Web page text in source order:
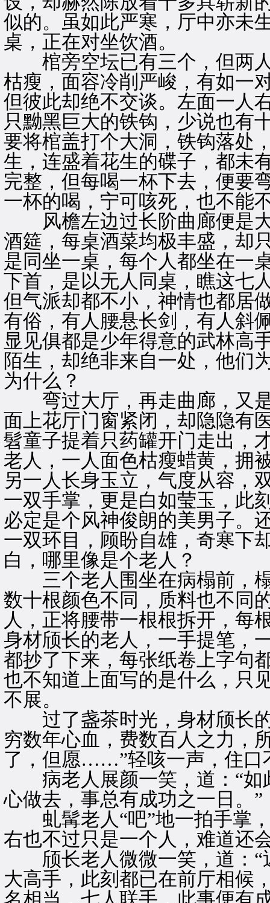
似的。虽如此严寒，厅中亦未
桌，正在对坐饮酒。
棺旁空坛已有三个，但两人
枯瘦，面容冷削严峻，有如一
但彼此却绝不交谈。左面一人
只黝黑巨大的铁钩，少说也有
要将棺盖打个大洞，铁钩落处
生，连盛着花生的碟子，都未
完整，但每喝一杯下去，便要
一杯的喝，宁可咳死，也不能
风檐左边过长阶曲廊便是大
酒筵，每桌酒菜均极丰盛，却
是同坐一桌，每个人都坐在一
下首，是以无人同桌，瞧这七
但气派却都不小，神情也都居
有俗，有人腰悬长剑，有人斜
显见俱都是少年得意的武林高
陌生，却绝非来自一处，他们
为什么？
弯过大厅，再走曲廊，又是
面上花厅门窗紧闭，却隐隐有
髫童子提着只药罐开门走出，
老人，一人面色枯瘦蜡黄，拥
另一人长身玉立，气度从容，
一双手掌，更是白如莹玉，此
必定是个风神俊朗的美男子。
一双环目，顾盼自雄，奇寒下
白，哪里像是个老人？
三个老人围坐在病榻前，榻
数十根颜色不同，质料也不同
人，正将腰带一根根拆开，每
身材颀长的老人，一手提笔，
都抄了下来，每张纸卷上字句
也不知道上面写的是什么，只
不展。
过了盏茶时光，身材颀长的
穷数年心血，费数百人之力，
了，但愿……”轻咳一声，住口
病老人展颜一笑，道：“如
心做去，事总有成功之一日。”
虬髯老人“吧”地一拍手掌，
右也不过只是一个人，难道还
颀长老人微微一笑，道：“
大高手，此刻都已在前厅相候